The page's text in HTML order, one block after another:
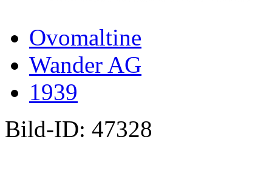
Ovomaltine
Wander AG
1939
Bild-ID: 47328